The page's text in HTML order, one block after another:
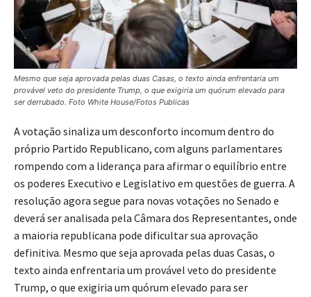
Mesmo que seja aprovada pelas duas Casas, o texto ainda enfrentaria um
provável veto do presidente Trump, o que exigiria um quórum elevado para
ser derrubado. Foto White House/Fotos Publicas
A votação sinaliza um desconforto incomum dentro do
próprio Partido Republicano, com alguns parlamentares
rompendo com a liderança para afirmar o equilíbrio entre
os poderes Executivo e Legislativo em questões de guerra. A
resolução agora segue para novas votações no Senado e
deverá ser analisada pela Câmara dos Representantes, onde
a maioria republicana pode dificultar sua aprovação
definitiva. Mesmo que seja aprovada pelas duas Casas, o
texto ainda enfrentaria um provável veto do presidente
Trump, o que exigiria um quórum elevado para ser